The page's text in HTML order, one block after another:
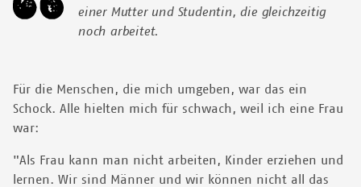
einer Mutter und Studentin, die gleichzeitig
noch arbeitet.
Für die Menschen, die mich umgeben, war das ein
Schock. Alle hielten mich für schwach, weil ich eine Frau
war:
"Als Frau kann man nicht arbeiten, Kinder erziehen und
lernen. Wir sind Männer und wir können nicht all das